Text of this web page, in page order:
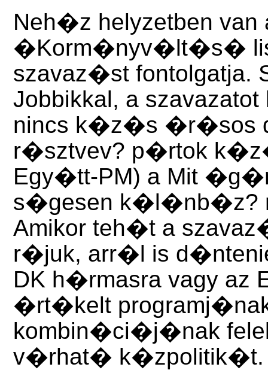
Neh�z helyzetben van
�Korm�nyv�lt�s�
szavaz�st fontolgatja.
Jobbikkal, a
nincs k�z�s �r�sos
r�sztvev? p�rtok
Egy�tt-PM) a Mit
s�gesen k�l�nb�z?
Amikor teh�t a
r�juk, arr�l is
DK h�rmasra vagy az
�rt�kelt
kombin�ci�j�nak
v�rhat� k�zpolitik�t.